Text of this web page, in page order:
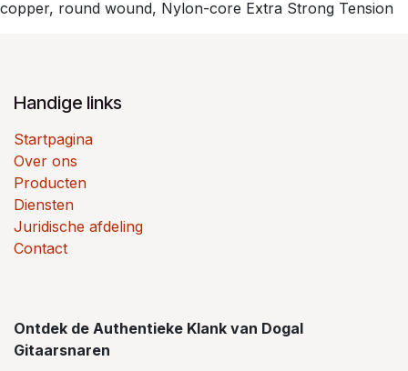
copper, round wound, Nylon-core Extra Strong Tension
Handige links
Startpagina
Over ons
Producten
Diensten
Juridische afdeling
Contact
Ontdek de Authentieke Klank van Dogal
Gitaarsnaren